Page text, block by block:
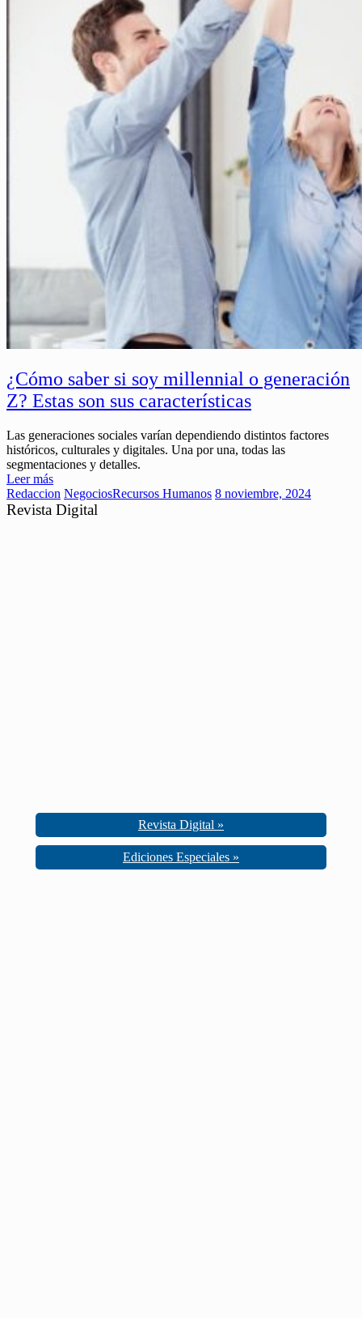
¿Cómo saber si soy millennial o generación
Z? Estas son sus características
Las generaciones sociales varían dependiendo distintos factores
históricos, culturales y digitales. Una por una, todas las
segmentaciones y detalles.
Leer más
Redaccion NegociosRecursos Humanos 8 noviembre, 2024
Revista Digital
Revista Digital »
Ediciones Especiales »